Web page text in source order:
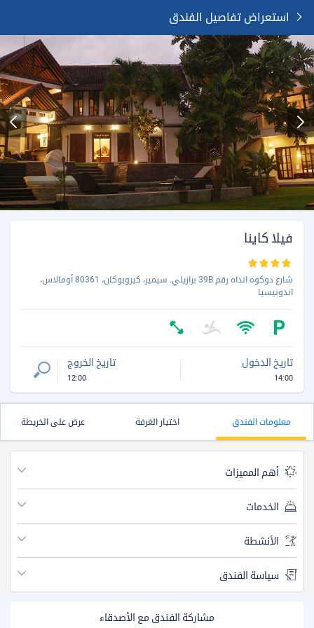
استعراض تفاصيل الفندق
فيلا كاينا
شارع دوكوه انداه رقم 39B برازيلي. سيمير، كيروبوكان، 80361 أومالاس،
اندونيسيا
تاريخ الدخول
14:00
تاريخ الخروج
12:00
معلومات الفندق اختيار الغرفة عرض على الخريطة
أهم المميزات
الخدمات
الأنشطة
سياسة الفندق
مشاركة الفندق مع الأصدقاء